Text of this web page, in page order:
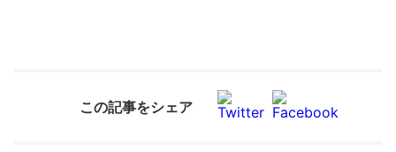
この記事をシェア